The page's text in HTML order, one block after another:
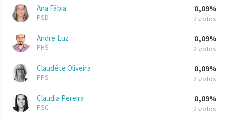
Ana Fábia
PSD
0,09%
2 votos
Andre Luz
PHS
0,09%
2 votos
Claudéte Olíveira
PPS
0,09%
2 votos
Claudia Pereira
PSC
0,09%
2 votos